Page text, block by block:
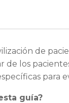
de
de los
para
guía?